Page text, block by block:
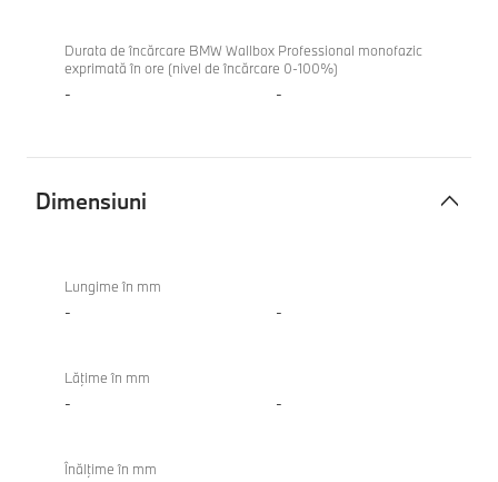
Durata de încărcare BMW Wallbox Professional monofazic
exprimată în ore (nivel de încărcare 0-100%)
- -
Dimensiuni
Lungime în mm
- -
Lăţime în mm
- -
Înălţime în mm